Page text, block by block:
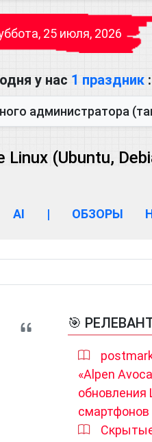
25 июля, 2026
у нас 1 праздник :
(также известен как День сисадмина) — праздник,
(Ubuntu,
AI | ОБЗОРЫ
🎯
«Alpen
обновления
смартфонов